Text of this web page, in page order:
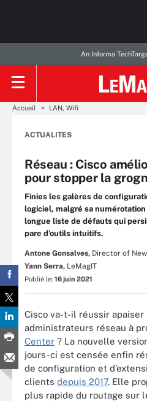
An Informa
Accueil LAN, Wifi
ACTUALITES
Réseau : Cisco
pour stopper la
Finies les galères de
logiciel, malgré sa
longue liste de défauts qui
pare d’outils intuitifs.
Antone Gonsalves, Director of
Yann Serra, LeMagIT
Publié le: 16 juin 2021
Cisco va-t-il réussir apaiser
administrateurs réseau à
Center ? La nouvelle
jours-ci est censée enfin
de configuration et
clients depuis 2017. Elle
plus rapide du routage sur